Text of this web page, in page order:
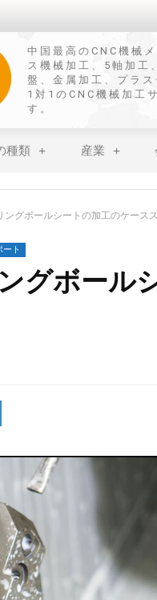
中国最高のCNC機械
ス機械加工、5軸加工
盤、金属加工、プラ
1対1のCNC機械加工
す。
種類 産業
ングボールシートの加工のケース
ート
グボール